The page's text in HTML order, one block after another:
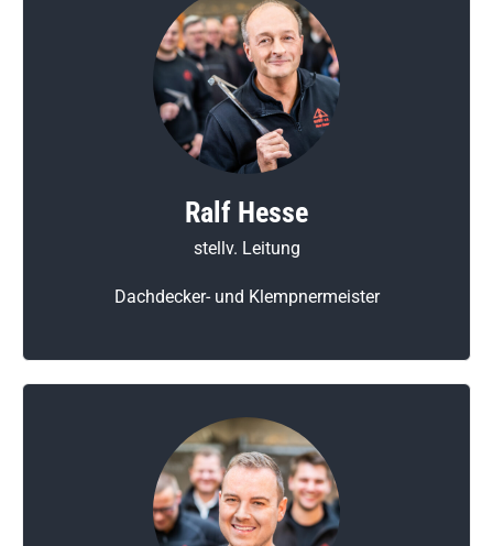
Ralf Hesse
stellv. Leitung
Dachdecker- und Klempnermeister